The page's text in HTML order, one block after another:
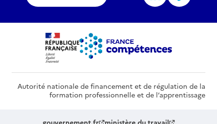
Autorité nationale de financement et de régulation de la
formation professionnelle et de l’apprentissage